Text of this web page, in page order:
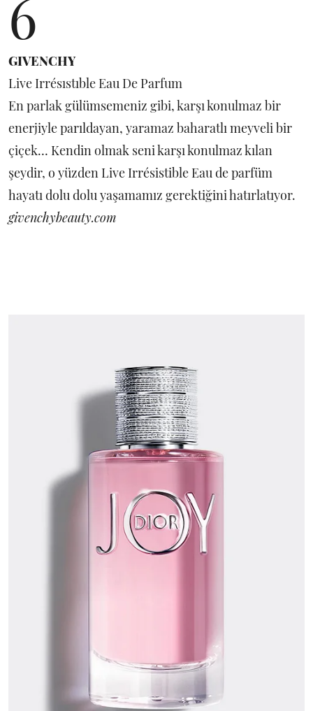
6
GIVENCHY
Live Irrésıstıble Eau De Parfum
En parlak gülümsemeniz gibi, karşı konulmaz bir
enerjiyle parıldayan, yaramaz baharatlı meyveli bir
çiçek… Kendin olmak seni karşı konulmaz kılan
şeydir, o yüzden Live Irrésistible Eau de parfüm
hayatı dolu dolu yaşamamız gerektiğini hatırlatıyor.
givenchybeauty.com